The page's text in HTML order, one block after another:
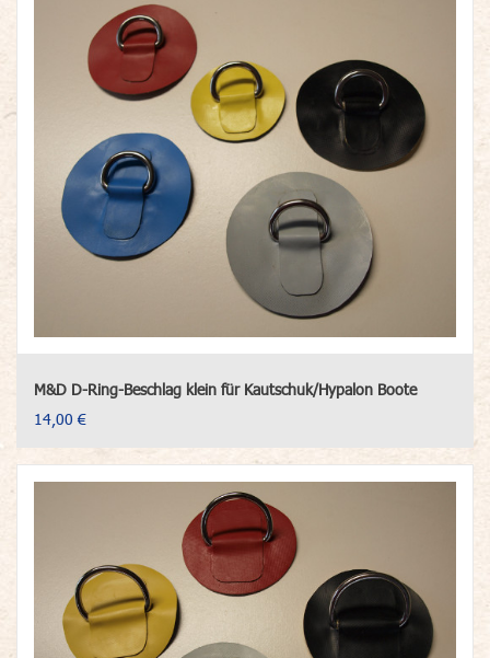
M&D D-Ring-Beschlag klein für Kautschuk/Hypalon Boote
14,00 €